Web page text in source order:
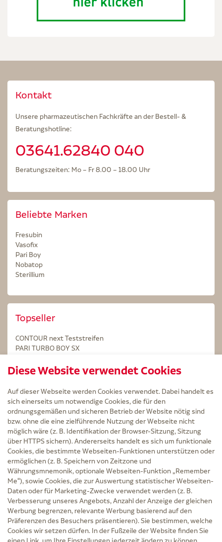
Kontakt
Unsere pharmazeutischen Fachkräfte an der Bestell- &
Beratungshotline:
03641.62840 040
Beratungszeiten: Mo – Fr 8.00 – 18.00 Uhr
Beliebte Marken
Fresubin
Vasofix
Pari Boy
Nobatop
Sterillium
Topseller
CONTOUR next Teststreifen
PARI TURBO BOY SX
Kintex Kinesiologie Tape blau
Service
Versand und Lieferzeit
Kontakt
FAQ
AGB
Cookie-Einstellungen
Datenschutz
Erklärung zur Barrierefreiheit
Widerruf
Impressum
Zu Risiken und Nebenwirkungen lesen Sie die Packungsbeilage und fragen Sie
Diese Website verwendet Cookies
Auf dieser Webseite werden Cookies verwendet. Dabei handelt es
sich einerseits um notwendige Cookies, die für den
ordnungsgemäßen und sicheren Betrieb der Website nötig sind
bzw. ohne die eine zielführende Nutzung der Webseite nicht
möglich wäre (z. B. Identifikation der Browser-Sitzung, Sitzung
über HTTPS sichern). Andererseits handelt es sich um funktionale
Cookies, die bestimmte Webseiten-Funktionen unterstützen oder
ermöglichen (z. B. Speichern von Zeitzone und
Währungsmnemonik, optionale Webseiten-Funktion „Remember
Me“), sowie Cookies, die zur Auswertung statistischer Webseiten-
Daten oder für Marketing-Zwecke verwendet werden (z. B.
Verbesserung unseres Angebots, Anzahl der Anzeige der gleichen
Werbung begrenzen, relevante Werbung basierend auf den
Präferenzen des Besuchers präsentieren). Sie bestimmen, welche
Cookies wir setzen dürfen. In der Fußzeile der Website finden Sie
einen Link, um Ihre Einstellungen jederzeit ändern zu können.